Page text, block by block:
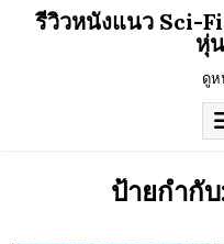
รีวิวหนังแนว Sci-
หุ่
ดูห
ป้ายกำกั